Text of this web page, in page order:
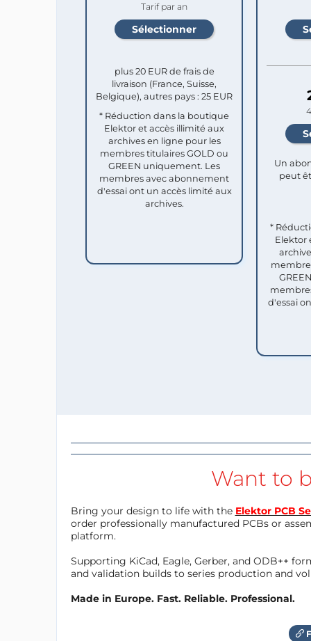
Tarif par an
plus 20 EUR de frais de
livraison (France, Suisse,
Belgique), autres pays : 25 EUR
* Réduction dans la boutique
Elektor et accès illimité aux
archives en ligne pour les
membres titulaires GOLD ou
GREEN uniquement. Les
membres avec abonnement
d'essai ont un accès limité aux
archives.
Un
peut
*
Elektor
d'essai
Want to
Bring your design to life with the Elektor PCB
order professionally manufactured PCBs or
platform.
Supporting KiCad, Eagle, Gerber, and ODB++
and validation builds to series production and
Made in Europe. Fast. Reliable. Professional.